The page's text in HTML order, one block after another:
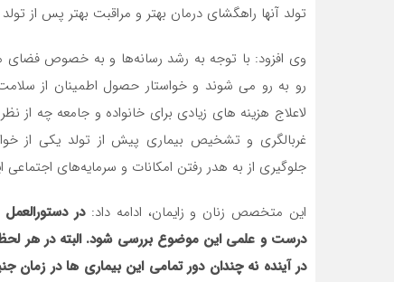
تولد آنها راهگشای درمان بهتر و مراقبت بهتر پس از
وی افزود: با توجه به رشد رسانه‌ها و به خصوص فضای
رو به رو می شوند و خواستار حصول اطمینان از
لاعلاج هزینه های زیادی برای خانواده و جامعه چه از
غربالگری و تشخیص بیماری پیش از تولد یکی از
جلوگیری از به هدر رفتن امکانات و سرمایه‌های
این متخصص زنان و زایمان، ادامه داد: در
درست و علمی این موضوع بررسی شود. البته در هر
در آینده نه چندان دور تمامی این بیماری ها در